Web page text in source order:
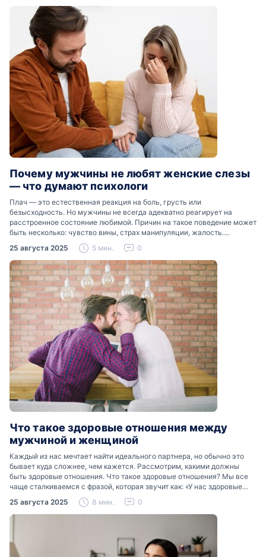
Почему мужчины не любят женские слезы
— что думают психологи
Плач — это естественная реакция на боль, грусть или
безысходность. Но мужчины не всегда адекватно реагирует на
расстроенное состояние любимой. Причин на такое поведение может
быть несколько: чувство вины, страх манипуляции, жалость.
Разобраться, почему мужчины боятся женских слез, помогут советы
психологов…
25 августа 2025 5 мин. 0
Что такое здоровые отношения между
мужчиной и женщиной
Каждый из нас мечтает найти идеального партнера, но обычно это
бывает куда сложнее, чем кажется. Рассмотрим, какими должны
быть здоровые отношения. Что такое здоровые отношения? Мы все
чаще сталкиваемся с фразой, которая звучит как: «У нас здоровые
отношения». Что именно подразумевается…
25 августа 2025 8 мин. 0